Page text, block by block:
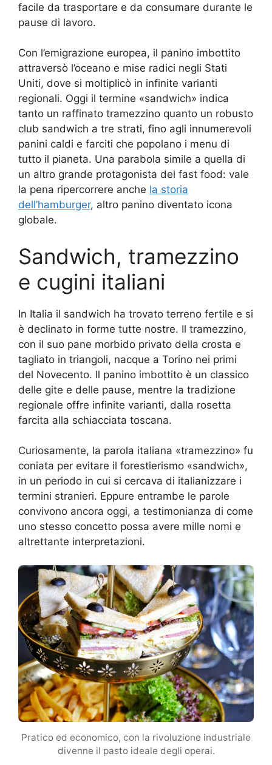
facile da trasportare e da consumare durante le
pause di lavoro.
Con l’emigrazione europea, il panino imbottito
attraversò l’oceano e mise radici negli Stati
Uniti, dove si moltiplicò in infinite varianti
regionali. Oggi il termine «sandwich» indica
tanto un raffinato tramezzino quanto un robusto
club sandwich a tre strati, fino agli innumerevoli
panini caldi e farciti che popolano i menu di
tutto il pianeta. Una parabola simile a quella di
un altro grande protagonista del fast food: vale
la pena ripercorrere anche la storia
dell’hamburger, altro panino diventato icona
globale.
Sandwich, tramezzino
e cugini italiani
In Italia il sandwich ha trovato terreno fertile e si
è declinato in forme tutte nostre. Il tramezzino,
con il suo pane morbido privato della crosta e
tagliato in triangoli, nacque a Torino nei primi
del Novecento. Il panino imbottito è un classico
delle gite e delle pause, mentre la tradizione
regionale offre infinite varianti, dalla rosetta
farcita alla schiacciata toscana.
Curiosamente, la parola italiana «tramezzino» fu
coniata per evitare il forestierismo «sandwich»,
in un periodo in cui si cercava di italianizzare i
termini stranieri. Eppure entrambe le parole
convivono ancora oggi, a testimonianza di come
uno stesso concetto possa avere mille nomi e
altrettante interpretazioni.
Pratico ed economico, con la rivoluzione industriale
divenne il pasto ideale degli operai.